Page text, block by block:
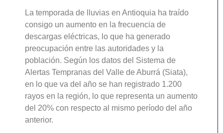
La temporada de lluvias en Antioquia ha traído
consigo un aumento en la frecuencia de
descargas eléctricas, lo que ha generado
preocupación entre las autoridades y la
población. Según los datos del Sistema de
Alertas Tempranas del Valle de Aburrá (Siata),
en lo que va del año se han registrado 1.200
rayos en la región, lo que representa un aumento
del 20% con respecto al mismo período del año
anterior.